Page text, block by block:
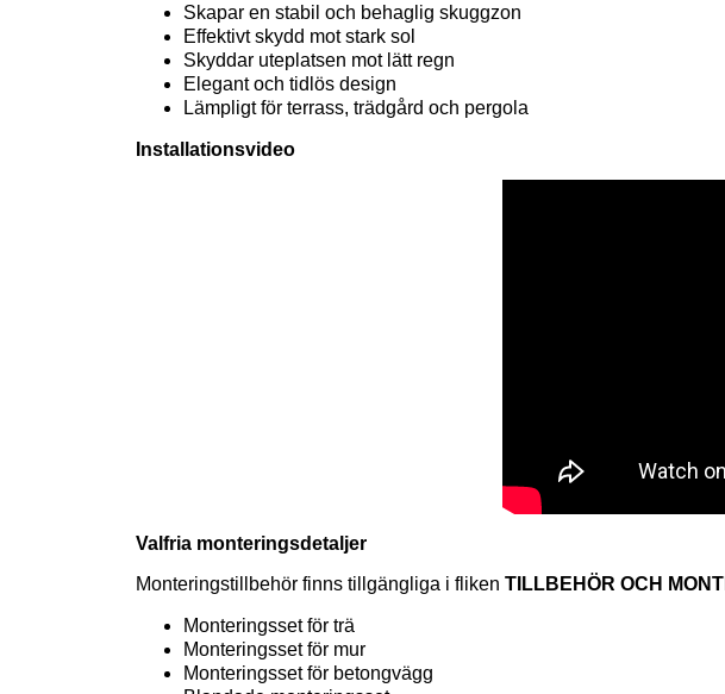
Skapar en stabil och behaglig skuggzon
Effektivt skydd mot stark sol
Skyddar uteplatsen mot lätt regn
Elegant och tidlös design
Lämpligt för terrass, trädgård och pergola
Installationsvideo
Valfria monteringsdetaljer
Monteringstillbehör finns tillgängliga i fliken TILLBEHÖR OCH
Monteringsset för trä
Monteringsset för mur
Monteringsset för betongvägg